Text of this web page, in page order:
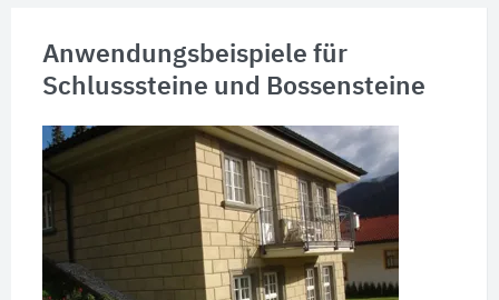
Anwendungsbeispiele für
Schlusssteine und Bossensteine